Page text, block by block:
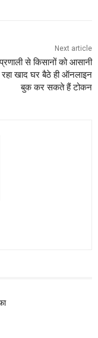
Next article
से किसानों को आसानी
खाद घर बैठे ही ऑनलाइन
बुक कर सकते हैं टोकन